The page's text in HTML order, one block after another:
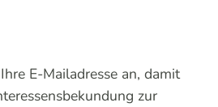
E-Mailadresse an, damit
zur